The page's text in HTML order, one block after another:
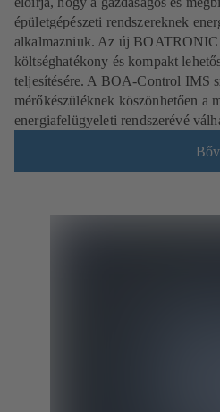
épületgépészeti rendszereknek
alkalmazniuk. Az új
költséghatékony és kompakt
teljesítésére. A BOA-Control IMS
mérőkészüléknek köszönhetően a
energiafelügyeleti rendszerévé